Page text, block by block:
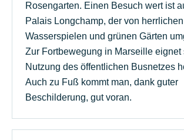
Rosengarten. Einen Besuch wert ist
Palais Longchamp, der von
Wasserspielen und grünen Gärten
Zur Fortbewegung in Marseille eignet
Nutzung des öffentlichen Busnetzes
Auch zu Fuß kommt man, dank guter
Beschilderung, gut voran.